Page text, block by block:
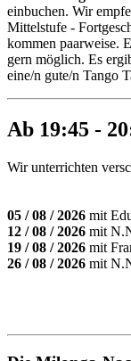
einbuchen. Wir
Mittelstufe -
kommen paarweise.
gern möglich. Es
eine/n gute/n Tango
Ab 19:45 -
Wir unterrichten
05 / 08 / 2026 mit
12 / 08 / 2026 mit
19 / 08 / 2026 mit
26 / 08 / 2026 mit